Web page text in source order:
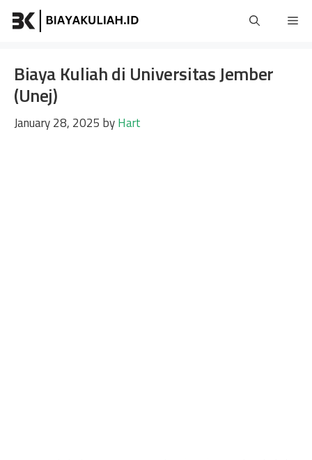
Skip
Biaya Kuliah di Universitas Jember
(Unej)
January 28, 2025 byHart